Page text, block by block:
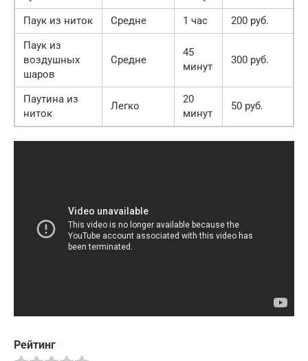
Паук из ниток
Средне 1 час
200 руб.
Паук из
воздушных
шаров
Средне
45
минут
300 руб.
Паутина из
ниток
Легко
20
минут
50 руб.
Рейтинг